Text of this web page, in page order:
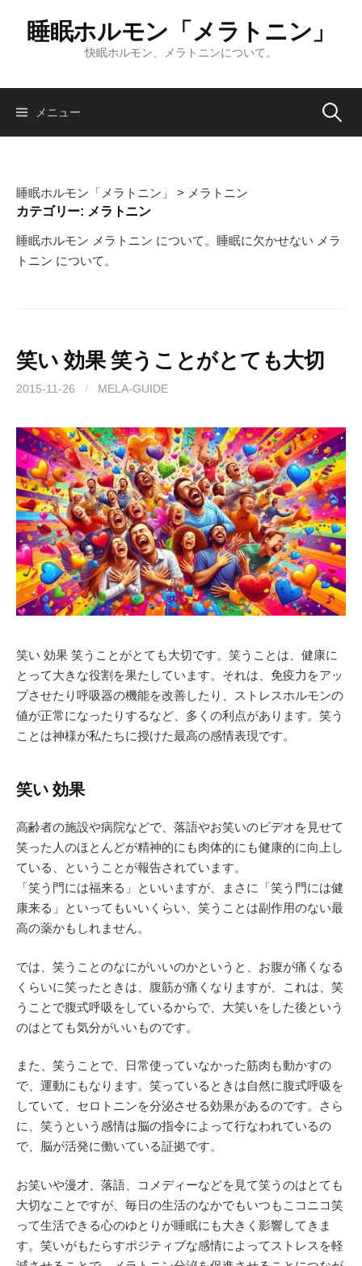
ツ
睡眠ホルモン「メラトニン」
快眠ホルモン、メラトニンについて。
メニュー 検
睡眠ホルモン「メラトニン」 > メラトニン
カテゴリー: メラトニン
睡眠ホルモン メラトニン について。睡眠に欠かせない メラ
トニン について。
笑い 効果 笑うことがとても大切
2015-11-26 / MELA-GUIDE
笑い 効果 笑うことがとても大切です。笑うことは、健康に
とって大きな役割を果たしています。それは、免疫力をアッ
プさせたり呼吸器の機能を改善したり、ストレスホルモンの
値が正常になったりするなど、多くの利点があります。笑う
ことは神様が私たちに授けた最高の感情表現です。
笑い 効果
高齢者の施設や病院などで、落語やお笑いのビデオを見せて
笑った人のほとんどが精神的にも肉体的にも健康的に向上し
ている、ということが報告されています。
「笑う門には福来る」といいますが、まさに「笑う門には健
康来る」といってもいいくらい、笑うことは副作用のない最
高の薬かもしれません。
では、笑うことのなにがいいのかというと、お腹が痛くなる
くらいに笑ったときは、腹筋が痛くなりますが、これは、笑
うことで腹式呼吸をしているからで、大笑いをした後という
のはとても気分がいいものです。
また、笑うことで、日常使っていなかった筋肉も動かすの
で、運動にもなります。笑っているときは自然に腹式呼吸を
していて、セロトニンを分泌させる効果があるのです。さら
に、笑うという感情は脳の指令によって行なわれているの
で、脳が活発に働いている証拠です。
お笑いや漫才、落語、コメディーなどを見て笑うのはとても
大切なことですが、毎日の生活のなかでもいつもこコニコ笑
って生活できる心のゆとりが睡眠にも大きく影響してきま
す。笑いがもたらすポジティブな感情によってストレスを軽